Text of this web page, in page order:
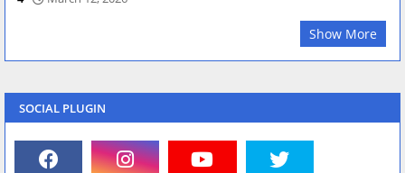
Show More
SOCIAL PLUGIN